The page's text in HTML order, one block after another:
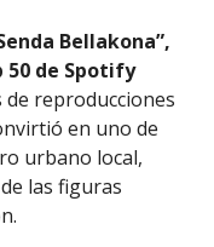
Bellakona”,
50 de Spotify
reproducciones
en uno de
urbano local,
las figuras